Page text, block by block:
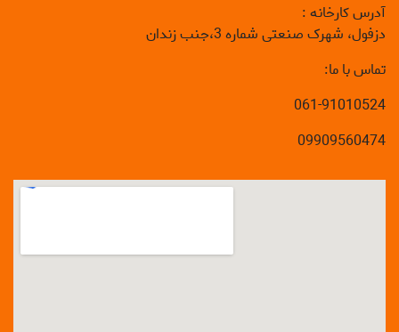
آدرس کارخانه :
دزفول، شهرک صنعتی شماره 3،جنب زندان
تماس با ما:
061-91010524
09909560474